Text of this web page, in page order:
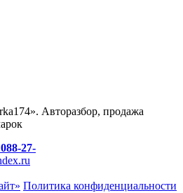
Авторазбор, продажа
27-
» Политика конфиденциальности